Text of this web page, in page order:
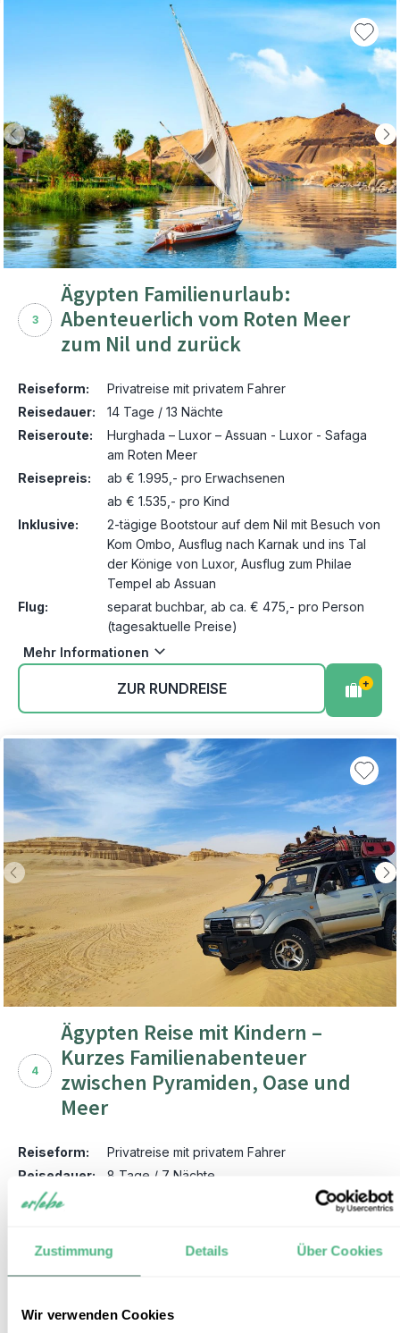
Zustimmung Details Über Cookies
Wir verwenden Cookies
3
Ägypten Familienurlaub:
Abenteuerlich vom Roten Meer
zum Nil und zurück
Reiseform:
Privatreise mit privatem Fahrer
Reisedauer:
14 Tage / 13 Nächte
Reiseroute:
Hurghada – Luxor – Assuan - Luxor - Safaga
am Roten Meer
Reisepreis:
ab € 1.995,- pro Erwachsenen
ab € 1.535,- pro Kind
Inklusive:
2-tägige Bootstour auf dem Nil mit Besuch von
Kom Ombo, Ausflug nach Karnak und ins Tal
der Könige von Luxor, Ausflug zum Philae
Tempel ab Assuan
Flug:
separat buchbar, ab ca. € 475,- pro Person
(tagesaktuelle Preise)
Mehr Informationen
ZUR RUNDREISE +
4
Ägypten Reise mit Kindern –
Kurzes Familienabenteuer
zwischen Pyramiden, Oase und
Meer
Reiseform:
Privatreise mit privatem Fahrer
Reisedauer:
8 Tage / 7 Nächte
Reiseroute:
Kairo – El Fayoum Oase – Abu Soma am Roten
Egyptian Museum in Kairo, Jeepsafari zur